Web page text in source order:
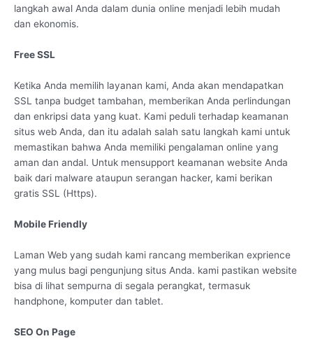
langkah awal Anda dalam dunia online menjadi lebih mudah
dan ekonomis.
Free SSL
Ketika Anda memilih layanan kami, Anda akan mendapatkan
SSL tanpa budget tambahan, memberikan Anda perlindungan
dan enkripsi data yang kuat. Kami peduli terhadap keamanan
situs web Anda, dan itu adalah salah satu langkah kami untuk
memastikan bahwa Anda memiliki pengalaman online yang
aman dan andal. Untuk mensupport keamanan website Anda
baik dari malware ataupun serangan hacker, kami berikan
gratis SSL (Https).
Mobile Friendly
Laman Web yang sudah kami rancang memberikan exprience
yang mulus bagi pengunjung situs Anda. kami pastikan website
bisa di lihat sempurna di segala perangkat, termasuk
handphone, komputer dan tablet.
SEO On Page